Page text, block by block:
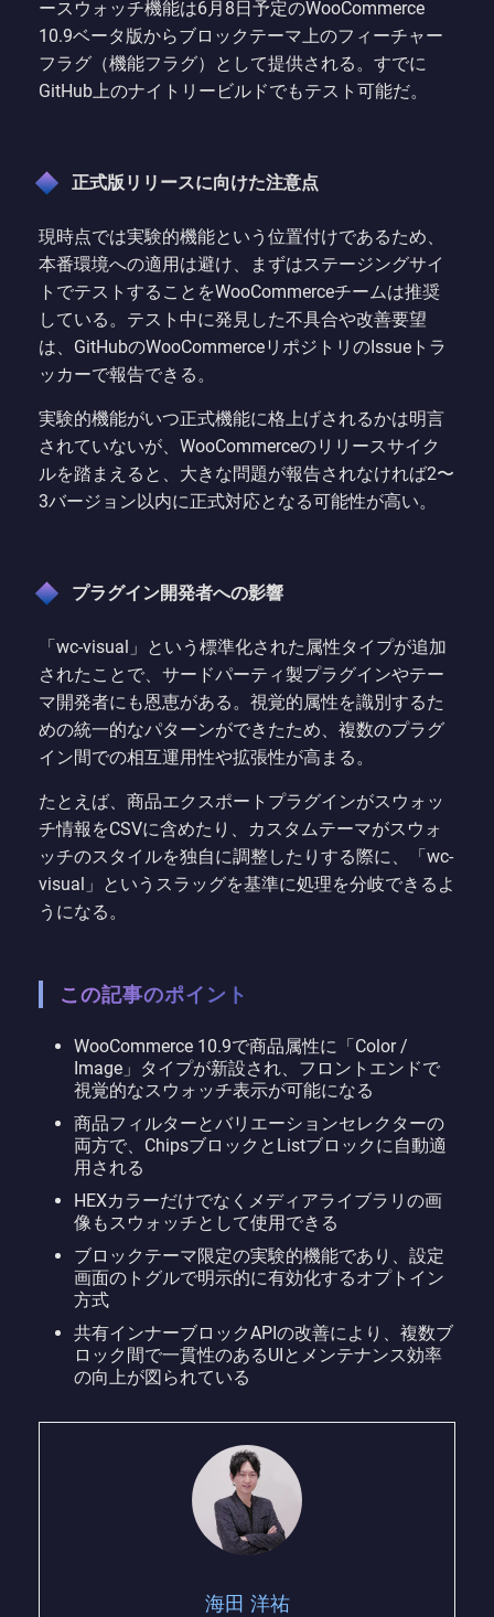
ースウォッチ機能は6月8日予定のWooCommerce
10.9ベータ版からブロックテーマ上のフィーチャー
フラグ（機能フラグ）として提供される。すでに
GitHub上のナイトリービルドでもテスト可能だ。
正式版リリースに向けた注意点
現時点では実験的機能という位置付けであるため、
本番環境への適用は避け、まずはステージングサイ
トでテストすることをWooCommerceチームは推奨
している。テスト中に発見した不具合や改善要望
は、GitHubのWooCommerceリポジトリのIssueトラ
ッカーで報告できる。
実験的機能がいつ正式機能に格上げされるかは明言
されていないが、WooCommerceのリリースサイク
ルを踏まえると、大きな問題が報告されなければ2〜
3バージョン以内に正式対応となる可能性が高い。
プラグイン開発者への影響
「wc-visual」という標準化された属性タイプが追加
されたことで、サードパーティ製プラグインやテー
マ開発者にも恩恵がある。視覚的属性を識別するた
めの統一的なパターンができたため、複数のプラグ
イン間での相互運用性や拡張性が高まる。
たとえば、商品エクスポートプラグインがスウォッ
チ情報をCSVに含めたり、カスタムテーマがスウォ
ッチのスタイルを独自に調整したりする際に、「wc-
visual」というスラッグを基準に処理を分岐できるよ
うになる。
この記事のポイント
WooCommerce 10.9で商品属性に「Color /
Image」タイプが新設され、フロントエンドで
視覚的なスウォッチ表示が可能になる
商品フィルターとバリエーションセレクターの
両方で、ChipsブロックとListブロックに自動適
用される
HEXカラーだけでなくメディアライブラリの画
像もスウォッチとして使用できる
ブロックテーマ限定の実験的機能であり、設定
画面のトグルで明示的に有効化するオプトイン
方式
共有インナーブロックAPIの改善により、複数ブ
ロック間で一貫性のあるUIとメンテナンス効率
の向上が図られている
海田 洋祐